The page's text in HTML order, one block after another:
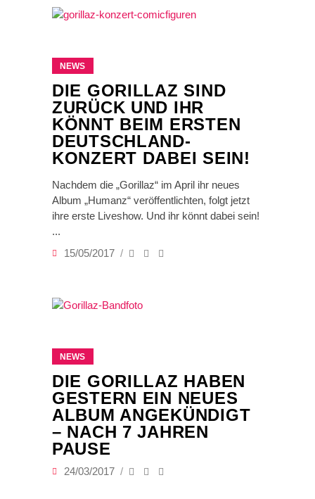
NEWS
DIE GORILLAZ SIND
ZURÜCK UND IHR
KÖNNT BEIM ERSTEN
DEUTSCHLAND-
KONZERT DABEI SEIN!
Nachdem die „Gorillaz“ im April ihr neues
Album „Humanz“ veröffentlichten, folgt jetzt
ihre erste Liveshow. Und ihr könnt dabei sein!
15/05/2017
NEWS
DIE GORILLAZ HABEN
GESTERN EIN NEUES
ALBUM ANGEKÜNDIGT
– NACH 7 JAHREN
PAUSE
24/03/2017